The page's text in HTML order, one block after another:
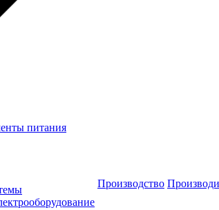
питания
Производство